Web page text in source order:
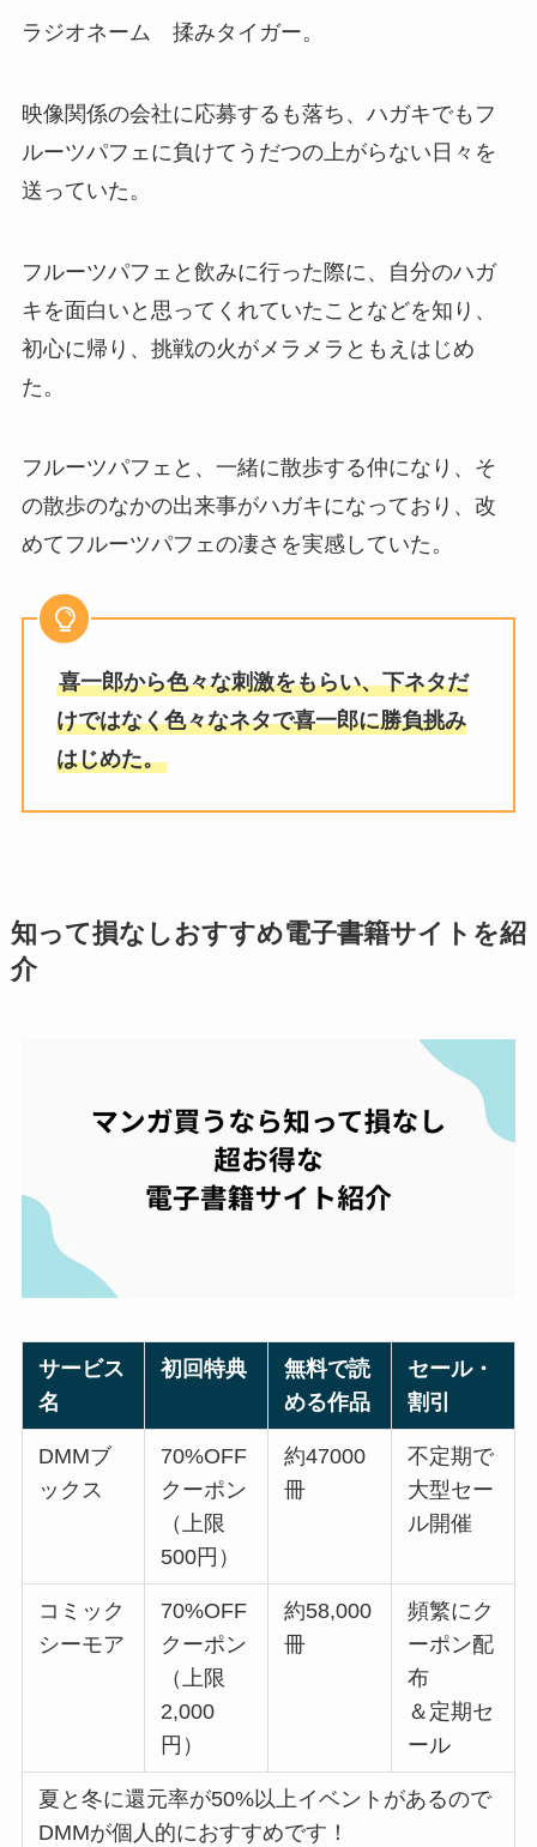
ラジオネーム 揉みタイガー。
映像関係の会社に応募するも落ち、ハガキでもフ
ルーツパフェに負けてうだつの上がらない日々を
送っていた。
フルーツパフェと飲みに行った際に、自分のハガ
キを面白いと思ってくれていたことなどを知り、
初心に帰り、挑戦の火がメラメラともえはじめ
た。
フルーツパフェと、一緒に散歩する仲になり、そ
の散歩のなかの出来事がハガキになっており、改
めてフルーツパフェの凄さを実感していた。
喜一郎から色々な刺激をもらい、下ネタだ
けではなく色々なネタで喜一郎に勝負挑み
はじめた。
知って損なしおすすめ電子書籍サイトを紹
介
サービス
名
初回特典
無料で読
める作品
セール・
割引
DMMブ
ックス
70%OFF
クーポン
（上限
500円）
約47000
冊
不定期で
大型セー
ル開催
コミック
シーモア
70%OFF
クーポン
（上限
2,000
円）
約58,000
冊
頻繁にク
ーポン配
布
＆定期セ
ール
夏と冬に還元率が50%以上イベントがあるので
DMMが個人的におすすめです！